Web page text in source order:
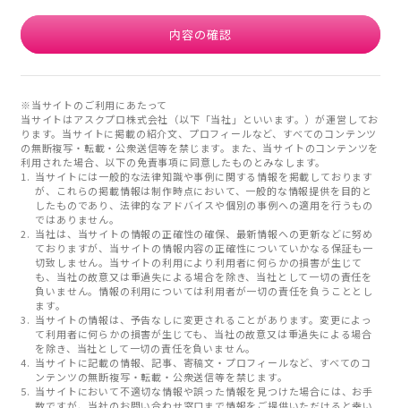
内容の確認
※当サイトのご利用にあたって
当サイトはアスクプロ株式会社（以下「当社」といいます。）が運営してお
ります。当サイトに掲載の紹介文、プロフィールなど、すべてのコンテンツ
の無断複写・転載・公衆送信等を禁じます。また、当サイトのコンテンツを
利用された場合、以下の免責事項に同意したものとみなします。
当サイトには一般的な法律知識や事例に関する情報を掲載しております
が、これらの掲載情報は制作時点において、一般的な情報提供を目的と
したものであり、法律的なアドバイスや個別の事例への適用を行うもの
ではありません。
当社は、当サイトの情報の正確性の確保、最新情報への更新などに努め
ておりますが、当サイトの情報内容の正確性についていかなる保証も一
切致しません。当サイトの利用により利用者に何らかの損害が生じて
も、当社の故意又は重過失による場合を除き、当社として一切の責任を
負いません。情報の利用については利用者が一切の責任を負うこととし
ます。
当サイトの情報は、予告なしに変更されることがあります。変更によっ
て利用者に何らかの損害が生じても、当社の故意又は重過失による場合
を除き、当社として一切の責任を負いません。
当サイトに記載の情報、記事、寄稿文・プロフィールなど、すべてのコ
ンテンツの無断複写・転載・公衆送信等を禁じます。
当サイトにおいて不適切な情報や誤った情報を見つけた場合には、お手